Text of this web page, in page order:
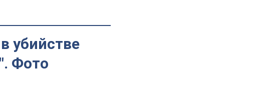
убийстве
Фото